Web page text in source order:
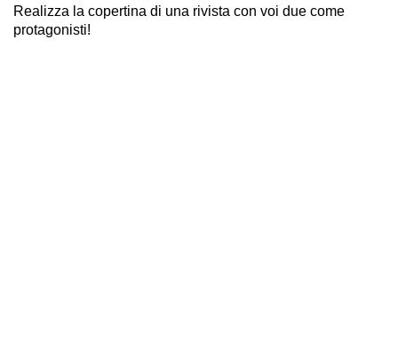
Realizza la copertina di una rivista con voi due come
protagonisti!